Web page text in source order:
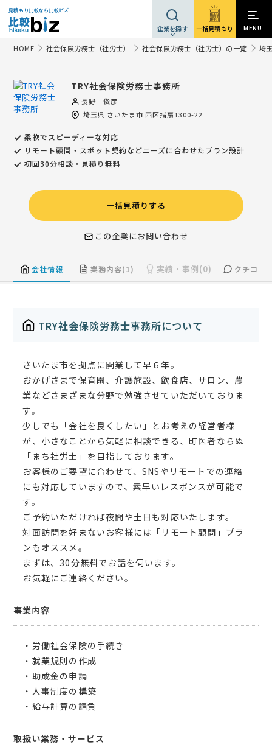
見積もり比較なら比較ビズ
企業を探す 一括見積もり MENU
HOME 社会保険労務士（社労士） 社会保険労務士（社労士）の一覧 埼
TRY社会保険労務士事務所
長野 俊彦
埼玉県 さいたま市 西区指扇1300-22
柔軟でスピーディーな対応
リモート顧問・スポット契約などニーズに合わせたプラン設計
初回30分相談・見積り無料
一括見積りする
この企業にお問い合わせ
会社情報 業務内容(1) 実績・事例(0) クチコミ
TRY社会保険労務士事務所について
さいたま市を拠点に開業して早６年。
おかげさまで保育園、介護施設、飲食店、サロン、農
業などさまざまな分野で勉強させていただいておりま
す。
少しでも「会社を良くしたい」とお考えの経営者様
が、小さなことから気軽に相談できる、町医者ならぬ
「まち社労士」を目指しております。
お客様のご要望に合わせて、SNSやリモートでの連絡
にも対応していますので、素早いレスポンスが可能で
す。
ご予約いただければ夜間や土日も対応いたします。
対面訪問を好まないお客様には「リモート顧問」プラ
ンもオススメ。
まずは、30分無料でお話を伺います。
お気軽にご連絡ください。
事業内容
・労働社会保険の手続き
・就業規則の作成
・助成金の申請
・人事制度の構築
・給与計算の請負
取扱い業務・サービス